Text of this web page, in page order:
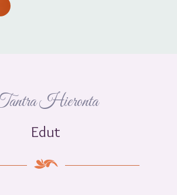
Hieronta
Edut